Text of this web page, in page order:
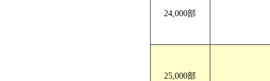
24,000部
25,000部